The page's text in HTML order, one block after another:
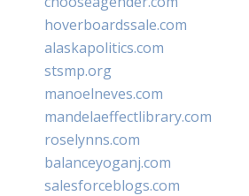
hoverboardssale.com
alaskapolitics.com
stsmp.org
manoelneves.com
mandelaeffectlibrary.com
roselynns.com
balanceyoganj.com
salesforceblogs.com